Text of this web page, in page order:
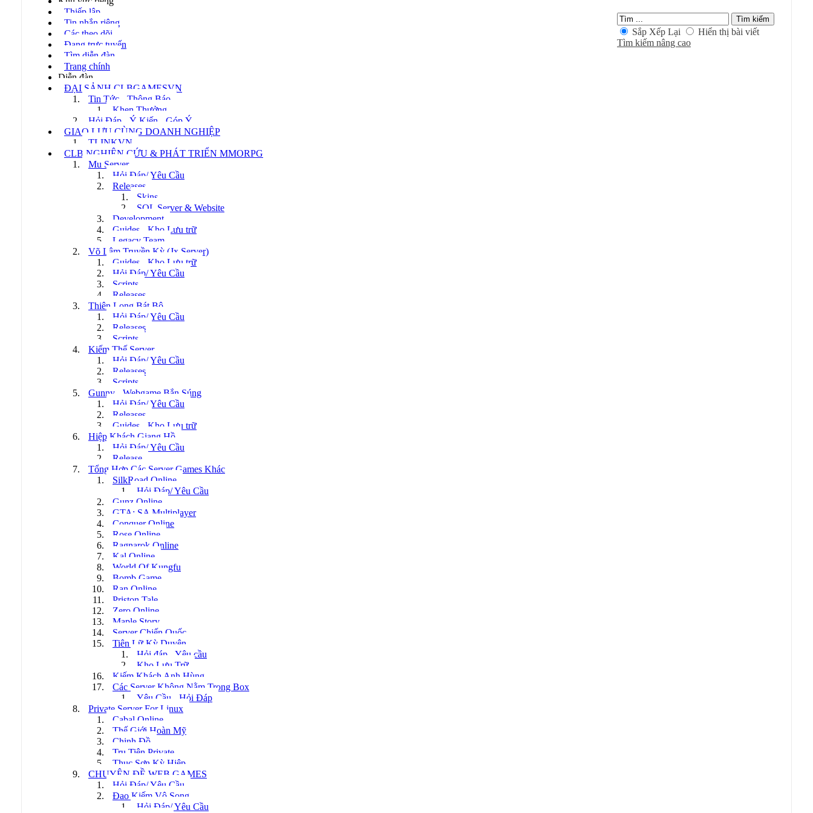
Sắp Xếp Lại
Hiển thị bài viết
Tìm kiếm nâng cao
Thiếp lập
Tin nhắn riêng
Các theo dõi
Đang trực tuyến
Tìm diễn đàn
Trang chính
Diễn đàn
ĐẠI SẢNH CLBGAMESVN
Tin Tức - Thông Báo
Khen Thưởng
Hỏi Đáp - Ý Kiến - Góp Ý
GIAO LƯU CÙNG DOANH NGHIỆP
TLINKVN
CLB NGHIÊN CỨU & PHÁT TRIỂN MMORPG
Mu Server
Hỏi Đáp/ Yêu Cầu
Releases
Skins
SQL Server & Website
Development
Guides - Kho Lưu trữ
Legacy Team
Võ Lâm Truyền Kỳ (Jx Server)
Guides - Kho Lưu trữ
Hỏi Đáp/ Yêu Cầu
Scripts
Releases
Thiên Long Bát Bộ
Hỏi Đáp/ Yêu Cầu
Releases
Scripts
Kiếm Thế Server
Hỏi Đáp/ Yêu Cầu
Releases
Scripts
Gunny - Webgame Bắn Súng
Hỏi Đáp/ Yêu Cầu
Releases
Guides - Kho Lưu trữ
Hiệp Khách Giang Hồ
Hỏi Đáp/ Yêu Cầu
Release
Tổng Hợp Các Server Games Khác
SilkRoad Online
Hỏi Đáp/ Yêu Cầu
Gunz Online
GTA: SA Multiplayer
Conquer Online
Rose Online
Ragnarok Online
Kal Online
World Of Kungfu
Bomb Game
Ran Online
Priston Tale
Zero Online
Maple Story
Server Chiến Quốc
Tiên Lữ Kỳ Duyên
Hỏi đáp - Yêu cầu
Kho Lưu Trữ
Kiếm Khách Anh Hùng
Các Server Không Nằm Trong Box
Yêu Cầu - Hỏi Đáp
Private Server For Linux
Cabal Online
Thế Giới Hoàn Mỹ
Chinh Đồ
Tru Tiên Private
Thục Sơn Kỳ Hiệp
CHUYÊN ĐỀ WEB GAMES
Hỏi Đáp/ Yêu Cầu
Đao Kiếm Vô Song
Hỏi Đáp/ Yêu Cầu